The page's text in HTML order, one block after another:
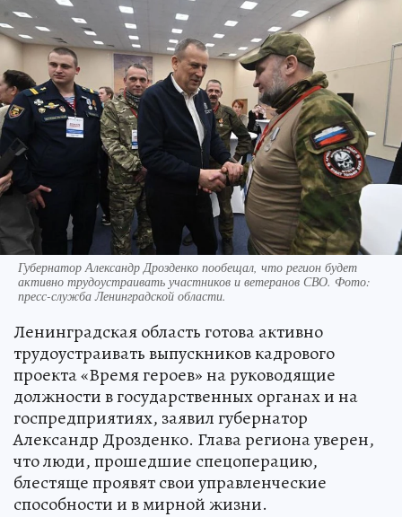
Губернатор Александр Дрозденко пообещал, что регион будет
активно трудоустраивать участников и ветеранов СВО. Фото:
пресс-служба Ленинградской области.
Ленинградская область готова активно
трудоустраивать выпускников кадрового
проекта «Время героев» на руководящие
должности в государственных органах и на
госпредприятиях, заявил губернатор
Александр Дрозденко. Глава региона уверен,
что люди, прошедшие спецоперацию,
блестяще проявят свои управленческие
способности и в мирной жизни.